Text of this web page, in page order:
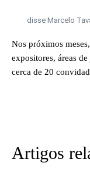
disse Marcelo
Nos próximos
expositores, áreas
cerca de 20
Artigos